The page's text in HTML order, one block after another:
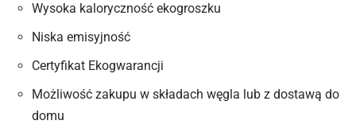
Wysoka kaloryczność ekogroszku
Niska emisyjność
Certyfikat Ekogwarancji
Możliwość zakupu w składach węgla lub z dostawą do
domu